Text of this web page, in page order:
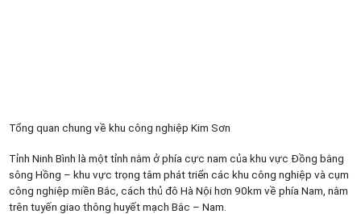
Tổng quan chung về khu công nghiệp Kim Sơn
Tỉnh Ninh Bình là một tỉnh nằm ở phía cực nam của khu vực Đồng bằng
sông Hồng – khu vực trọng tâm phát triển các khu công nghiệp và cụm
công nghiệp miền Bắc, cách thủ đô Hà Nội hơn 90km về phía Nam, nằm
trên tuyến giao thông huyết mạch Bắc – Nam.